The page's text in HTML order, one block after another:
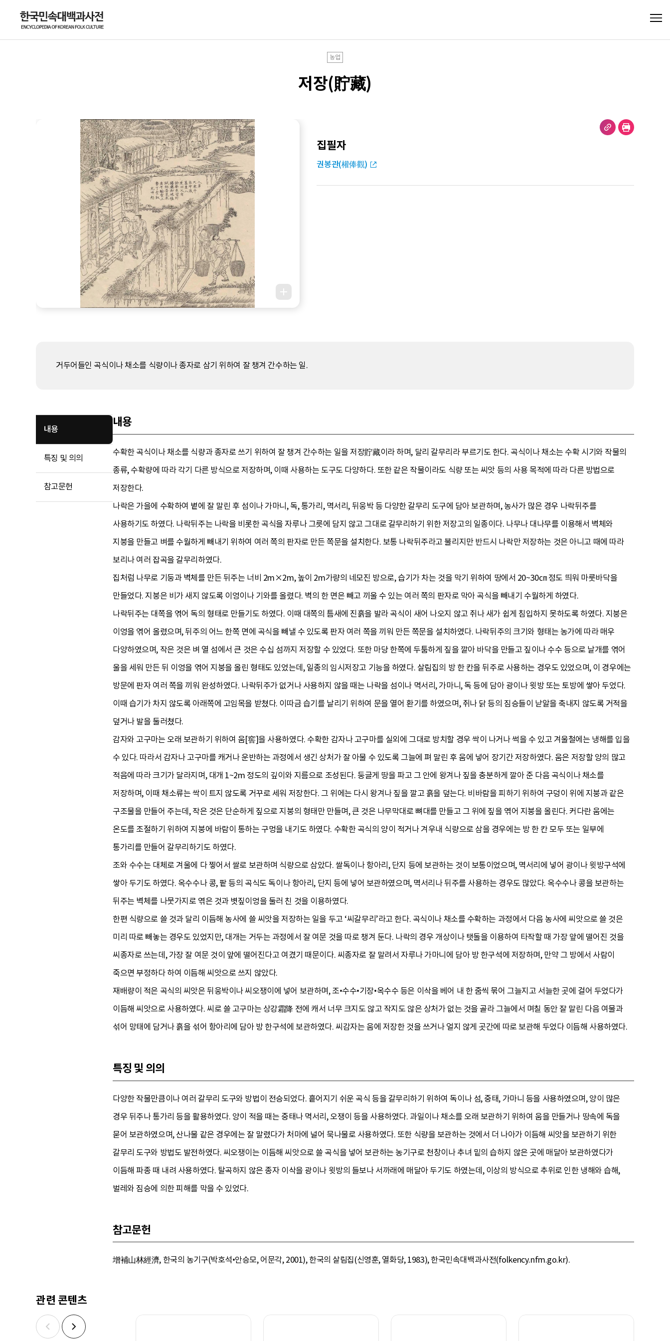
농업
저장(貯藏)
집필자
권봉관(權俸觀)
거두어들인 곡식이나 채소를 식량이나 종자로 삼기 위하여 잘 챙겨 간수하는 일.
내용
특징 및 의의
참고문헌
내용
수확한 곡식이나 채소를 식량과 종자로 쓰기 위하여 잘 챙겨 간수하는 일을 저장貯藏이라 하며, 달리 갈무리라 부르기도 한다. 곡식이나 채소는 수확 시기와 작물의
종류, 수확량에 따라 각기 다른 방식으로 저장하며, 이때 사용하는 도구도 다양하다. 또한 같은 작물이라도 식량 또는 씨앗 등의 사용 목적에 따라 다른 방법으로
저장한다.
나락은 가을에 수확하여 볕에 잘 말린 후 섬이나 가마니, 독, 통가리, 멱서리, 뒤웅박 등 다양한 갈무리 도구에 담아 보관하며, 농사가 많은 경우 나락뒤주를
사용하기도 하였다. 나락뒤주는 나락을 비롯한 곡식을 자루나 그릇에 담지 않고 그대로 갈무리하기 위한 저장고의 일종이다. 나무나 대나무를 이용해서 벽체와
지붕을 만들고 벼를 수월하게 빼내기 위하여 여러 쪽의 판자로 만든 쪽문을 설치한다. 보통 나락뒤주라고 불리지만 반드시 나락만 저장하는 것은 아니고 때에 따라
보리나 여러 잡곡을 갈무리하였다.
집처럼 나무로 기둥과 벽체를 만든 뒤주는 너비 2m×2m, 높이 2m가량의 네모진 방으로, 습기가 차는 것을 막기 위하여 땅에서 20~30㎝ 정도 띄워 마룻바닥을
만들었다. 지붕은 비가 새지 않도록 이엉이나 기와를 올렸다. 벽의 한 면은 빼고 끼울 수 있는 여러 쪽의 판자로 막아 곡식을 빼내기 수월하게 하였다.
나락뒤주는 대쪽을 엮어 독의 형태로 만들기도 하였다. 이때 대쪽의 틈새에 진흙을 발라 곡식이 새어 나오지 않고 쥐나 새가 쉽게 침입하지 못하도록 하였다. 지붕은
이엉을 엮어 올렸으며, 뒤주의 어느 한쪽 면에 곡식을 빼낼 수 있도록 판자 여러 쪽을 끼워 만든 쪽문을 설치하였다. 나락뒤주의 크기와 형태는 농가에 따라 매우
다양하였으며, 작은 것은 벼 열 섬에서 큰 것은 수십 섬까지 저장할 수 있었다. 또한 마당 한쪽에 두툼하게 짚을 깔아 바닥을 만들고 짚이나 수수 등으로 날개를 엮어
울을 세워 만든 뒤 이엉을 엮어 지붕을 올린 형태도 있었는데, 일종의 임시저장고 기능을 하였다. 살림집의 방 한 칸을 뒤주로 사용하는 경우도 있었으며, 이 경우에는
방문에 판자 여러 쪽을 끼워 완성하였다. 나락뒤주가 없거나 사용하지 않을 때는 나락을 섬이나 멱서리, 가마니, 독 등에 담아 광이나 윗방 또는 토방에 쌓아 두었다.
이때 습기가 차지 않도록 아래쪽에 고임목을 받쳤다. 이따금 습기를 날리기 위하여 문을 열어 환기를 하였으며, 쥐나 닭 등의 짐승들이 낟알을 축내지 않도록 거적을
덮거나 발을 둘러쳤다.
감자와 고구마는 오래 보관하기 위하여 움[窖]을 사용하였다. 수확한 감자나 고구마를 실외에 그대로 방치할 경우 싹이 나거나 썩을 수 있고 겨울철에는 냉해를 입을
수 있다. 따라서 감자나 고구마를 캐거나 운반하는 과정에서 생긴 상처가 잘 아물 수 있도록 그늘에 펴 말린 후 움에 넣어 장기간 저장하였다. 움은 저장할 양의 많고
적음에 따라 크기가 달라지며, 대개 1~2m 정도의 깊이와 지름으로 조성된다. 둥글게 땅을 파고 그 안에 왕겨나 짚을 충분하게 깔아 준 다음 곡식이나 채소를
저장하며, 이때 채소류는 싹이 트지 않도록 거꾸로 세워 저장한다. 그 위에는 다시 왕겨나 짚을 깔고 흙을 덮는다. 비바람을 피하기 위하여 구덩이 위에 지붕과 같은
구조물을 만들어 주는데, 작은 것은 단순하게 짚으로 지붕의 형태만 만들며, 큰 것은 나무막대로 뼈대를 만들고 그 위에 짚을 엮어 지붕을 올린다. 커다란 움에는
온도를 조절하기 위하여 지붕에 바람이 통하는 구멍을 내기도 하였다. 수확한 곡식의 양이 적거나 겨우내 식량으로 삼을 경우에는 방 한 칸 모두 또는 일부에
통가리를 만들어 갈무리하기도 하였다.
조와 수수는 대체로 겨울에 다 찧어서 쌀로 보관하며 식량으로 삼았다. 쌀독이나 항아리, 단지 등에 보관하는 것이 보통이었으며, 멱서리에 넣어 광이나 윗방구석에
쌓아 두기도 하였다. 옥수수나 콩, 팥 등의 곡식도 독이나 항아리, 단지 등에 넣어 보관하였으며, 멱서리나 뒤주를 사용하는 경우도 많았다. 옥수수나 콩을 보관하는
뒤주는 벽체를 나뭇가지로 엮은 것과 볏짚이엉을 둘러 친 것을 이용하였다.
한편 식량으로 쓸 것과 달리 이듬해 농사에 쓸 씨앗을 저장하는 일을 두고 ‘씨갈무리’라고 한다. 곡식이나 채소를 수확하는 과정에서 다음 농사에 씨앗으로 쓸 것은
미리 따로 빼놓는 경우도 있었지만, 대개는 거두는 과정에서 잘 여문 것을 따로 챙겨 둔다. 나락의 경우 개상이나 탯돌을 이용하여 타작할 때 가장 앞에 떨어진 것을
씨종자로 쓰는데, 가장 잘 여문 것이 앞에 떨어진다고 여겼기 때문이다. 씨종자로 잘 말려서 자루나 가마니에 담아 방 한구석에 저장하며, 만약 그 방에서 사람이
죽으면 부정하다 하여 이듬해 씨앗으로 쓰지 않았다.
재배량이 적은 곡식의 씨앗은 뒤웅박이나 씨오쟁이에 넣어 보관하며, 조•수수•기장•옥수수 등은 이삭을 베어 내 한 줌씩 묶어 그늘지고 서늘한 곳에 걸어 두었다가
이듬해 씨앗으로 사용하였다. 씨로 쓸 고구마는 상강霜降 전에 캐서 너무 크지도 않고 작지도 않은 상처가 없는 것을 골라 그늘에서 며칠 동안 잘 말린 다음 여물과
섞어 망태에 담거나 흙을 섞어 항아리에 담아 방 한구석에 보관하였다. 씨감자는 움에 저장한 것을 쓰거나 얼지 않게 곳간에 따로 보관해 두었다 이듬해 사용하였다.
특징 및 의의
다양한 작물만큼이나 여러 갈무리 도구와 방법이 전승되었다. 흩어지기 쉬운 곡식 등을 갈무리하기 위하여 독이나 섬, 중태, 가마니 등을 사용하였으며, 양이 많은
경우 뒤주나 통가리 등을 활용하였다. 양이 적을 때는 중태나 멱서리, 오쟁이 등을 사용하였다. 과일이나 채소를 오래 보관하기 위하여 움을 만들거나 땅속에 독을
묻어 보관하였으며, 산나물 같은 경우에는 잘 말렸다가 처마에 널어 묵나물로 사용하였다. 또한 식량을 보관하는 것에서 더 나아가 이듬해 씨앗을 보관하기 위한
갈무리 도구와 방법도 발전하였다. 씨오쟁이는 이듬해 씨앗으로 쓸 곡식을 넣어 보관하는 농기구로 천창이나 추녀 밑의 습하지 않은 곳에 매달아 보관하였다가
이듬해 파종 때 내려 사용하였다. 탈곡하지 않은 종자 이삭을 광이나 윗방의 들보나 서까래에 매달아 두기도 하였는데, 이상의 방식으로 추위로 인한 냉해와 습해,
벌레와 짐승에 의한 피해를 막을 수 있었다.
참고문헌
增補山林經濟, 한국의 농기구(박호석•안승모, 어문각, 2001), 한국의 살림집(신영훈, 열화당, 1983), 한국민속대백과사전(folkency.nfm.go.kr).
관련 콘텐츠